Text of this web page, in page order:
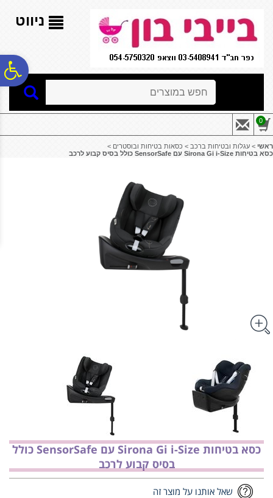
נגישות
אתר
המרכזי
ניווט
0
ראשי > עגלות ובטיחות ברכב > כסאות בטיחות ובוסטרים >
כסא בטיחות Sirona Gi i-Size עם SensorSafe כולל בסיס קבוע לרכב
כסא בטיחות Sirona Gi i-Size עם SensorSafe כולל
בסיס קבוע לרכב
שאל אותנו על מוצר זה